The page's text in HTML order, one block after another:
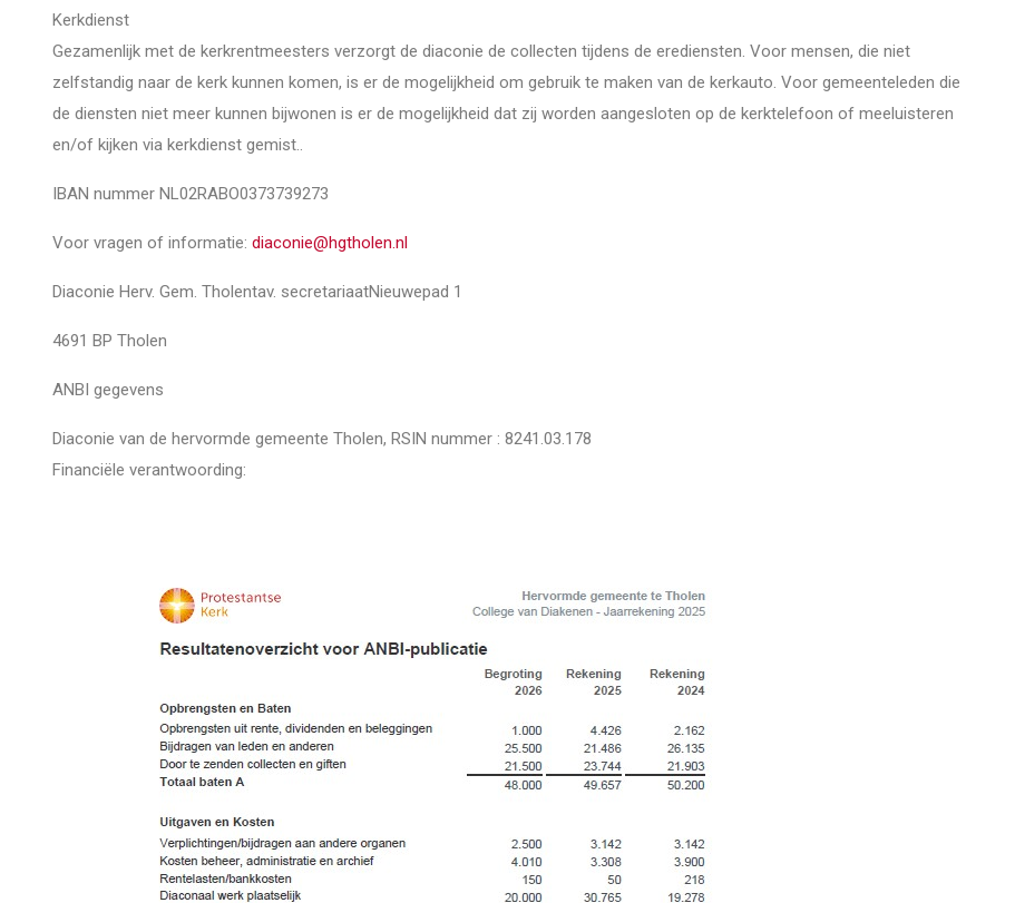
Kerkdienst
Gezamenlijk met de kerkrentmeesters verzorgt de diaconie de collecten tijdens de erediensten. Voor mensen, die niet
zelfstandig naar de kerk kunnen komen, is er de mogelijkheid om gebruik te maken van de kerkauto. Voor gemeenteleden die
de diensten niet meer kunnen bijwonen is er de mogelijkheid dat zij worden aangesloten op de kerktelefoon of meeluisteren
en/of kijken via kerkdienst gemist..
IBAN nummer NL02RABO0373739273
Voor vragen of informatie:diaconie@hgtholen.nl
Diaconie Herv. Gem. Tholentav. secretariaatNieuwepad 1
4691 BP Tholen
ANBI gegevens
Diaconie van de hervormde gemeente Tholen, RSIN nummer : 8241.03.178
Financiële verantwoording: